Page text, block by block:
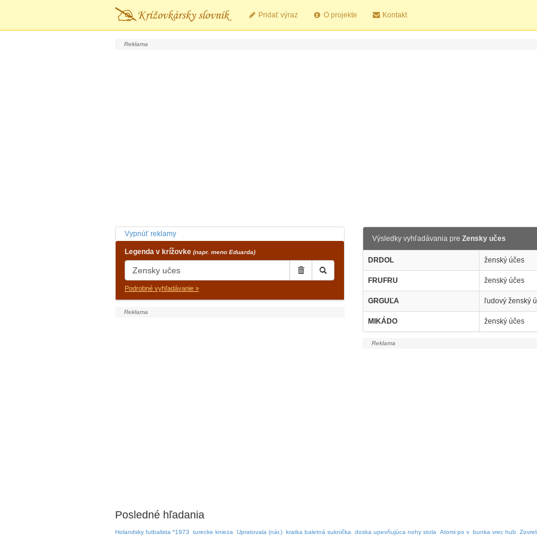
Pridať výraz O projekte Kontakt
Vypnúť reklamy
Legenda v krížovke (napr. meno Eduarda)
Podrobné vyhľadávanie »
Výsledky vyhľadávania pre Zensky učes
DRDOL ženský účes
FRUFRU ženský účes
GRGUĽA ľudový ženský
MIKÁDO ženský účes
Posledné hľadania
Holandsky futbalista *1973 turecke knieza Upratovala (nár.) kratka baletná suknička doska upevňujúca nohy stola Atomi po v bunka vrec hub